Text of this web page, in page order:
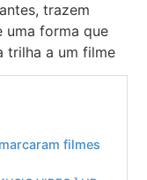
trazem
uma forma que
trilha a um filme
filmes